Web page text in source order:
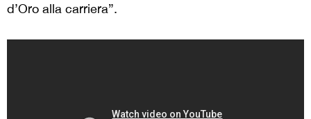
d’Oro alla carriera”.